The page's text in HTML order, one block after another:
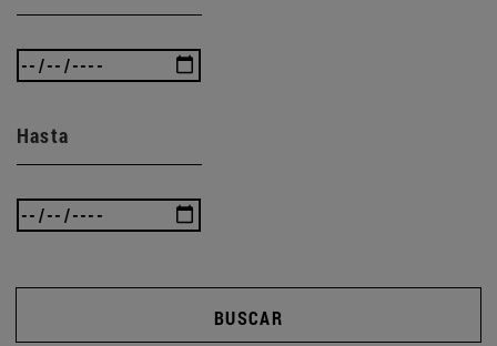
Hasta
BUSCAR